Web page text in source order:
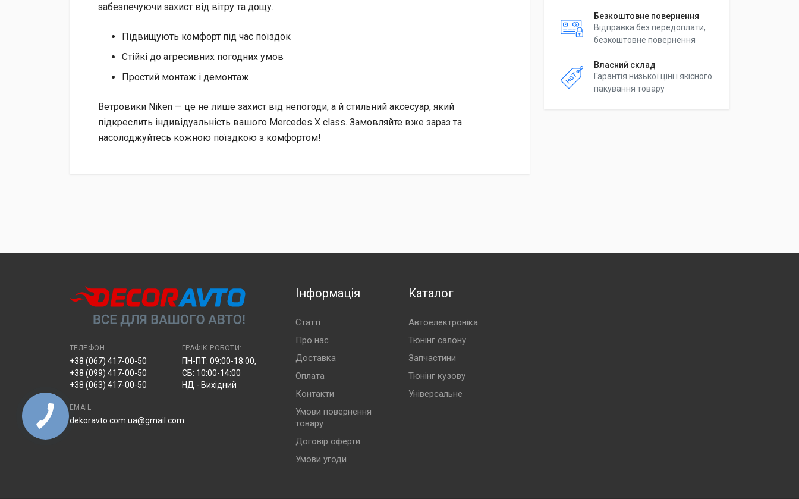
Безкоштовне повернення
Відправка без передоплати,
безкоштовне повернення
Власний склад
Гарантія низької ціні і якісного
пакування товару
забезпечуючи захист від вітру та дощу.
Підвищують комфорт під час поїздок
Стійкі до агресивних погодних умов
Простий монтаж і демонтаж
Ветровики Niken — це не лише захист від непогоди, а й стильний аксесуар, який
підкреслить індивідуальність вашого Mercedes X class. Замовляйте вже зараз та
насолоджуйтесь кожною поїздкою з комфортом!
ТЕЛЕФОН
+38 (067) 417-00-50
+38 (099) 417-00-50
+38 (063) 417-00-50
ГРАФІК РОБОТИ:
ПН-ПТ: 09:00-18:00,
СБ: 10:00-14:00
НД - Вихідний
EMAIL
dekoravto.com.ua@gmail.com
Інформація
Статті
Про нас
Доставка
Оплата
Контакти
Умови повернення
товару
Договір оферти
Умови угоди
Каталог
Автоелектроніка
Тюнінг салону
Запчастини
Тюнінг кузову
Універсальне